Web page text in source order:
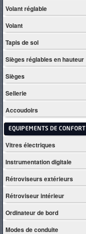
Volant réglable
Volant
Tapis de sol
Sièges réglables en hauteur
Sièges
Sellerie
Accoudoirs
EQUIPEMENTS DE CONFORT
Vitres électriques
Instrumentation digitale
Rétroviseurs extérieurs
Rétroviseur intérieur
Ordinateur de bord
Modes de conduite